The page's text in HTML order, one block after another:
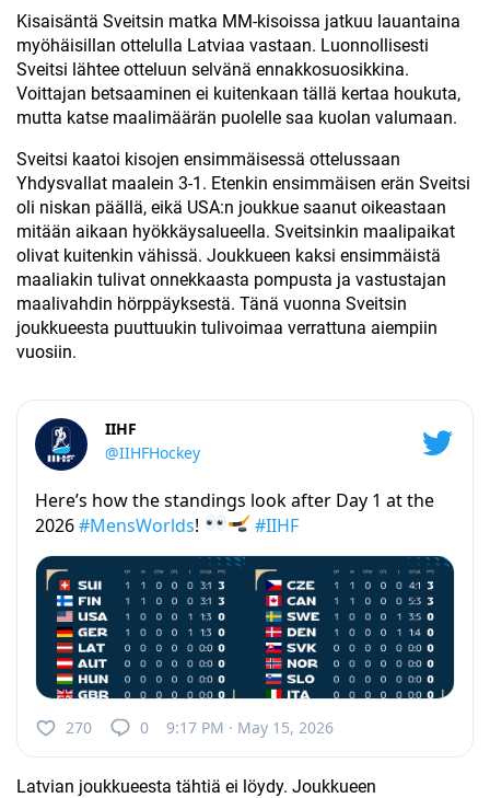
Kisaisäntä Sveitsin matka MM-kisoissa jatkuu lauantaina
myöhäisillan ottelulla Latviaa vastaan. Luonnollisesti
Sveitsi lähtee otteluun selvänä ennakkosuosikkina.
Voittajan betsaaminen ei kuitenkaan tällä kertaa houkuta,
mutta katse maalimäärän puolelle saa kuolan valumaan.
Sveitsi kaatoi kisojen ensimmäisessä ottelussaan
Yhdysvallat maalein 3-1. Etenkin ensimmäisen erän Sveitsi
oli niskan päällä, eikä USA:n joukkue saanut oikeastaan
mitään aikaan hyökkäysalueella. Sveitsinkin maalipaikat
olivat kuitenkin vähissä. Joukkueen kaksi ensimmäistä
maaliakin tulivat onnekkaasta pompusta ja vastustajan
maalivahdin hörppäyksestä. Tänä vuonna Sveitsin
joukkueesta puuttuukin tulivoimaa verrattuna aiempiin
vuosiin.
IIHF
@IIHFHockey
Here’s how the standings look after Day 1 at the
2026#MensWorlds! #IIHF
270 0 9:17 PM · May 15, 2026
Latvian joukkueesta tähtiä ei löydy. Joukkueen